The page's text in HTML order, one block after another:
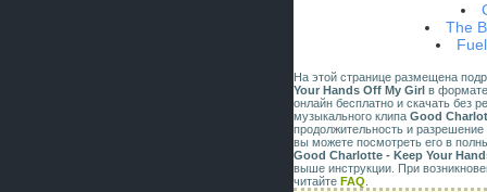
The
На этой странице размещена
Your Hands Off My Girl в
онлайн бесплатно и скачать без
музыкального клипа Good
продолжительность и
вы можете посмотреть его в
Good Charlotte - Keep Your
выше инструкции. При
читайте FAQ